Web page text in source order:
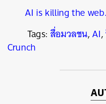
AI is killing the
Tags:สื่อมวลชน,AI,
Crunch